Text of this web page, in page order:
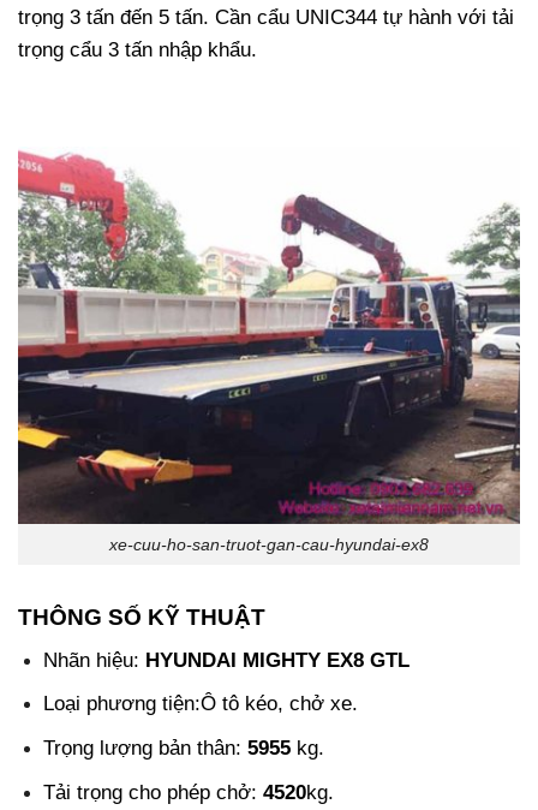
trọng 3 tấn đến 5 tấn. Cần cẩu UNIC344 tự hành với tải
trọng cẩu 3 tấn nhập khẩu.
xe-cuu-ho-san-truot-gan-cau-hyundai-ex8
THÔNG SỐ KỸ THUẬT
Nhãn hiệu: HYUNDAI MIGHTY EX8 GTL
Loại phương tiện:Ô tô kéo, chở xe.
Trọng lượng bản thân: 5955kg.
Tải trọng cho phép chở: 4520kg.